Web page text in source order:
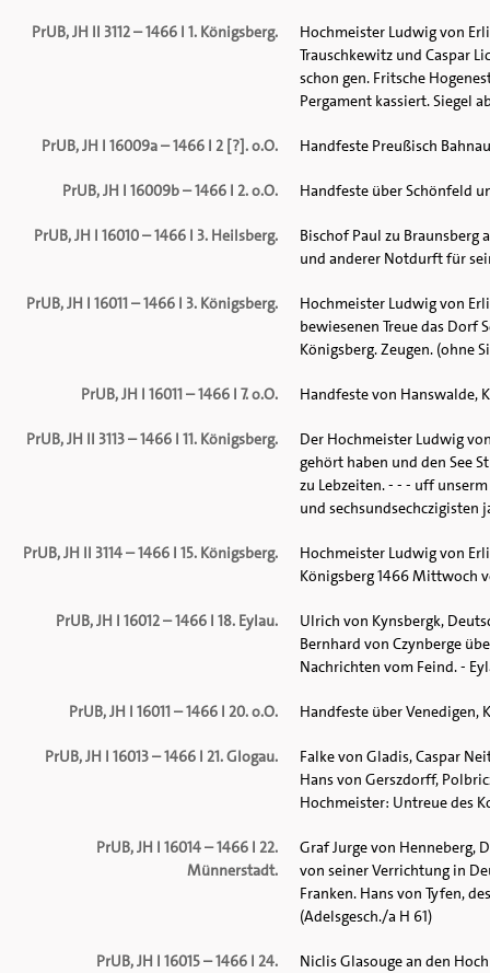
PrUB, JH II 3112 – 1466 I 1. Königsberg.
Hochmeister Ludwig von
Trauschkewitz und Caspar
schon gen. Fritsche
Pergament kassiert. Siegel
PrUB, JH I 16009a – 1466 I 2 [?]. o.O. Handfeste Preußisch
PrUB, JH I 16009b – 1466 I 2. o.O. Handfeste über Schönfeld
PrUB, JH I 16010 – 1466 I 3. Heilsberg.
Bischof Paul zu Braunsberg
und anderer Notdurft für
PrUB, JH I 16011 – 1466 I 3. Königsberg.
Hochmeister Ludwig von
bewiesenen Treue das Dorf
Königsberg. Zeugen. (ohne
PrUB, JH I 16011 – 1466 I 7. o.O. Handfeste von Hanswalde,
PrUB, JH II 3113 – 1466 I 11. Königsberg.
Der Hochmeister Ludwig
gehört haben und den See
zu Lebzeiten. - - - uff
und sechsundsechczigisten
PrUB, JH II 3114 – 1466 I 15. Königsberg.
Hochmeister Ludwig von
Königsberg 1466 Mittwoch
PrUB, JH I 16012 – 1466 I 18. Eylau.
Ulrich von Kynsbergk,
Bernhard von Czynberge
Nachrichten vom Feind. -
PrUB, JH I 16011 – 1466 I 20. o.O. Handfeste über Venedigen,
PrUB, JH I 16013 – 1466 I 21. Glogau.
Falke von Gladis, Caspar
Hans von Gerszdorff,
Hochmeister: Untreue des
PrUB, JH I 16014 – 1466 I 22.
Münnerstadt.
Graf Jurge von Henneberg,
von seiner Verrichtung in
Franken. Hans von Tyfen,
(Adelsgesch./a H 61)
PrUB, JH I 16015 – 1466 I 24.
Niclis Glasouge an den